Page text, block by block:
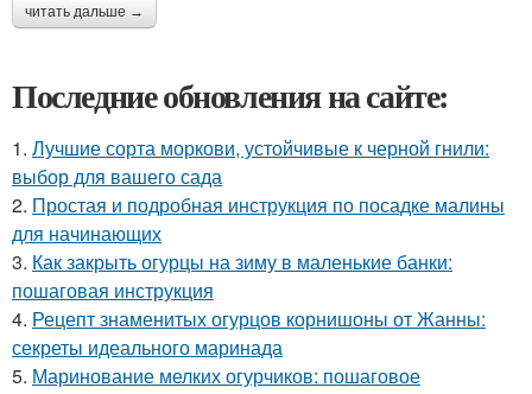
читать дальше →
Последние обновления на сайте:
1. Лучшие сорта моркови, устойчивые к черной гнили:
выбор для вашего сада
2. Простая и подробная инструкция по посадке малины
для начинающих
3. Как закрыть огурцы на зиму в маленькие банки:
пошаговая инструкция
4. Рецепт знаменитых огурцов корнишоны от Жанны:
секреты идеального маринада
5. Маринование мелких огурчиков: пошаговое